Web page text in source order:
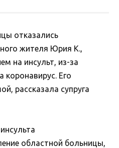
отказались
жителя Юрия К.,
на инсульт, из-за
коронавирус. Его
рассказала супруга
областной больницы,